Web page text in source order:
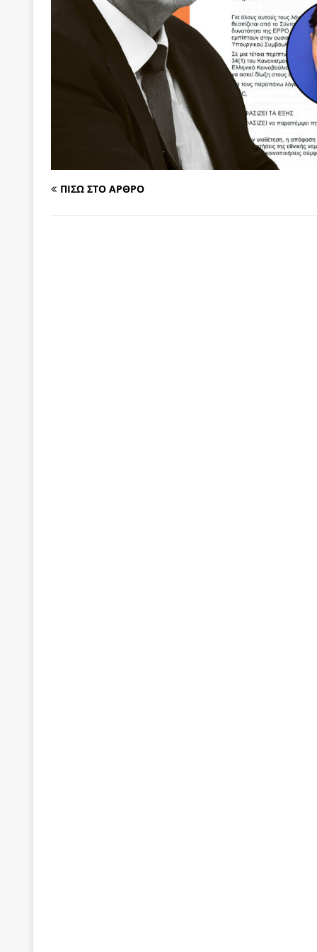
[ 6 Αυγούστου 2026 ]
Δόμνα Μιχαηλίδου:
[ 6 Αυγούστου 2026 ] Η δημοκρατία της
[ 6 Αυγούστου 2026 ]
Σπρώχνουμε τη ζωή μας…
[ 5 Αυγούστου 2026 ]
Κυριάκος Μητσοτάκης:
[ 4 Αυγούστου 2026 ]
Θα ανήκεις όπου ανήκει το
[ 4 Αυγούστου 2026 ]
Η γενεαλογία του
ΠΑΡΕΜΒΑΣΕΙΣ
ΠΙΣΩ ΣΤΟ ΑΡΘΡΟ